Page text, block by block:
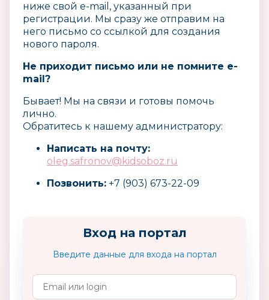
ниже свой e-mail, указанный при
регистрации. Мы сразу же отправим на
него письмо со ссылкой для создания
нового пароля.
Не приходит письмо или не помните e-
mail?
Бывает! Мы на связи и готовы помочь
лично.
Обратитесь к нашему администратору:
Написать на почту:
oleg.safronov@kidsoboz.ru
Позвонить: +7 (903) 673-22-09
Вход на портал
Введите данные для входа на портал